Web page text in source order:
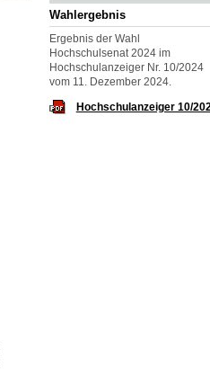
Wahlergebnis
Ergebnis der Wahl
Hochschulsenat 2024 im
Hochschulanzeiger Nr. 10/2024
vom 11. Dezember 2024.
Hochschulanzeiger 10/